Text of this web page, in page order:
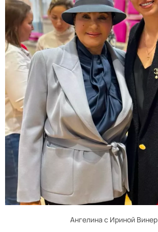
Ангелина с Ириной Винер